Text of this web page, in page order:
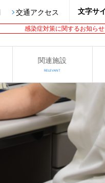
感染症対策に関するお知らせ
交通アクセス 文字サ
関連施設
RELEVANT